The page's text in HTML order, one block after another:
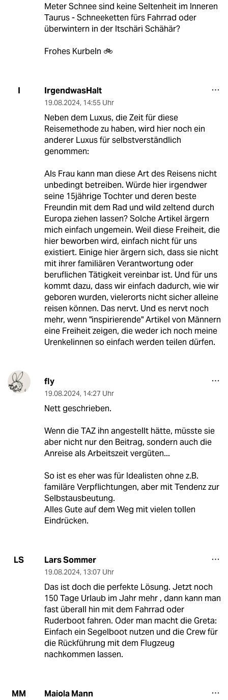
Meter Schnee sind keine Seltenheit im Inneren
Taurus - Schneeketten fürs Fahrrad oder
überwintern in der Itschäri Schähär?
Frohes Kurbeln 🚲
I IrgendwasHalt
19.08.2024, 14:55 Uhr
Neben dem Luxus, die Zeit für diese
Reisemethode zu haben, wird hier noch ein
anderer Luxus für selbstverständlich
genommen:
Als Frau kann man diese Art des Reisens nicht
unbedingt betreiben. Würde hier irgendwer
seine 15jährige Tochter und deren beste
Freundin mit dem Rad und wild zeltend durch
Europa ziehen lassen? Solche Artikel ärgern
mich einfach ungemein. Weil diese Freiheit, die
hier beworben wird, einfach nicht für uns
existiert. Einige hier ärgern sich, dass sie nicht
mit ihrer familiären Verantwortung oder
beruflichen Tätigkeit vereinbar ist. Und für uns
kommt dazu, dass wir einfach dadurch, wie wir
geboren wurden, vielerorts nicht sicher alleine
reisen können. Das nervt. Und es nervt noch
mehr, wenn "inspirierende" Artikel von Männern
eine Freiheit zeigen, die weder ich noch meine
Urenkelinnen so einfach werden teilen dürfen.
fly
19.08.2024, 14:27 Uhr
Nett geschrieben.
Wenn die TAZ ihn angestellt hätte, müsste sie
aber nicht nur den Beitrag, sondern auch die
Anreise als Arbeitszeit vergüten...
So ist es eher was für Idealisten ohne z.B.
familäre Verpflichtungen, aber mit Tendenz zur
Selbstausbeutung.
Alles Gute auf dem Weg mit vielen tollen
Eindrücken.
LS Lars Sommer
19.08.2024, 13:07 Uhr
Das ist doch die perfekte Lösung. Jetzt noch
150 Tage Urlaub im Jahr mehr , dann kann man
fast überall hin mit dem Fahrrad oder
Ruderboot fahren. Oder man macht die Greta:
Einfach ein Segelboot nutzen und die Crew für
die Rückführung mit dem Flugzeug
nachkommen lassen.
MM Maiola Mann